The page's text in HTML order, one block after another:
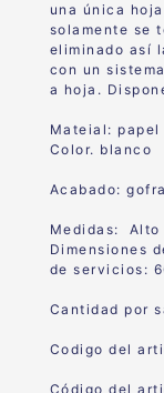
una única
solamente se
eliminado así
con un
a hoja.
Mateial:
Color. blanco
Acabado:
Medidas:
Dimensiones
de servicios:
Cantidad por
Codigo del
Código del